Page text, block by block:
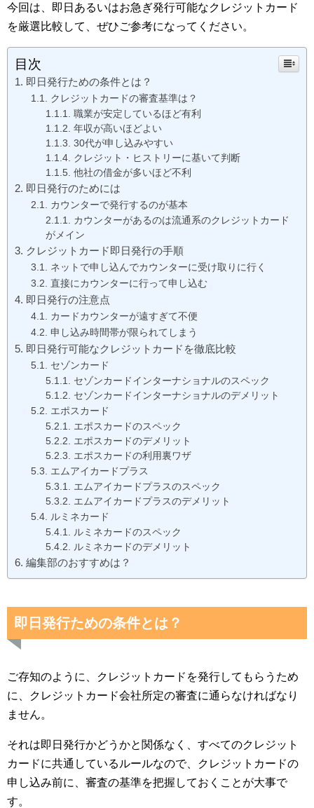
今回は、即日あるいはお急ぎ発行可能なクレジットカード
を厳選比較して、ぜひご参考になってください。
目次
即日発行ための条件とは？
クレジットカードの審査基準は？
職業が安定しているほど有利
年収が高いほどよい
30代が申し込みやすい
クレジット・ヒストリーに基いて判断
他社の借金が多いほど不利
即日発行のためには
カウンターで発行するのが基本
カウンターがあるのは流通系のクレジットカード
がメイン
クレジットカード即日発行の手順
ネットで申し込んでカウンターに受け取りに行く
直接にカウンターに行って申し込む
即日発行の注意点
カードカウンターが遠すぎて不便
申し込み時間帯が限られてしまう
即日発行可能なクレジットカードを徹底比較
セゾンカード
セゾンカードインターナショナルのスペック
セゾンカードインターナショナルのデメリット
エポスカード
エポスカードのスペック
エポスカードのデメリット
エポスカードの利用裏ワザ
エムアイカードプラス
エムアイカードプラスのスペック
エムアイカードプラスのデメリット
ルミネカード
ルミネカードのスペック
ルミネカードのデメリット
編集部のおすすめは？
即日発行ための条件とは？
ご存知のように、クレジットカードを発行してもらうため
に、クレジットカード会社所定の審査に通らなければなり
ません。
それは即日発行かどうかと関係なく、すべてのクレジット
カードに共通しているルールなので、クレジットカードの
申し込み前に、審査の基準を把握しておくことが大事で
す。